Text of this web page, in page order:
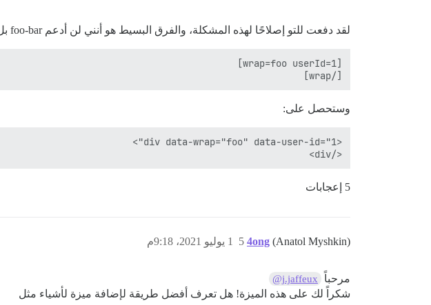
لقد دفعت للتو إصلاحًا لهذه المشكلة، والفرق البسيط هو أنني لن أدعم foo-bar بل fooBar. لذا يمكنك الآن كتابة:
[/wrap]
وستحصل على:
</div>
5 إعجابات
4ong (Anatol Myshkin) 1 يوليو 2021، 9:18م 5
مرحباً @j.jaffeux
شكراً لك على هذه الميزة! هل تعرف أفضل طريقة لإضافة ميزة لأشياء مثل